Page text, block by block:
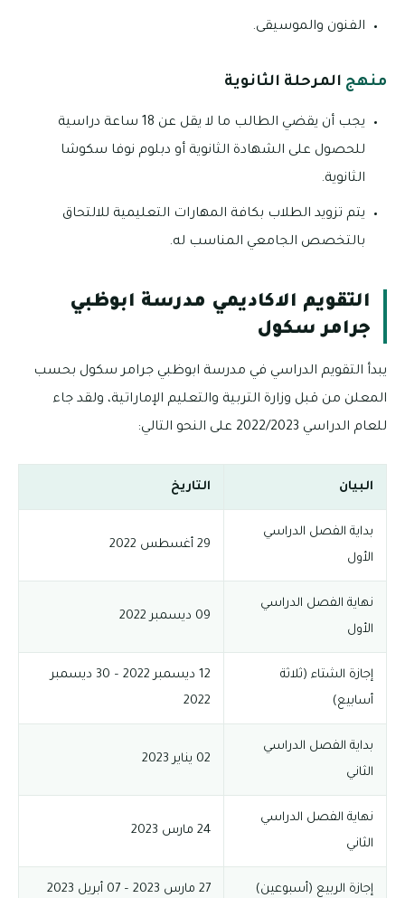
الفنون والموسيقى.
منهج المرحلة الثانوية
يجب أن يقضي الطالب ما لا يقل عن 18 ساعة دراسية
للحصول على الشهادة الثانوية أو دبلوم نوفا سكوشا
الثانوية.
يتم تزويد الطلاب بكافة المهارات التعليمية للالتحاق
بالتخصص الجامعي المناسب له.
التقويم الاكاديمي مدرسة ابوظبي
جرامر سكول
يبدأ التقويم الدراسي في مدرسة ابوظبي جرامر سكول بحسب
المعلن من قبل وزارة التربية والتعليم الإماراتية، ولقد جاء
للعام الدراسي 2022/2023 على النحو التالي:
البيان التاريخ
بداية الفصل الدراسي
الأول
29 أغسطس 2022
نهاية الفصل الدراسي
الأول
09 ديسمبر 2022
إجازة الشتاء (ثلاثة
أسابيع)
12 ديسمبر 2022 – 30 ديسمبر
2022
بداية الفصل الدراسي
الثاني
02 يناير 2023
نهاية الفصل الدراسي
الثاني
24 مارس 2023
إجازة الربيع (أسبوعين) 27 مارس 2023 – 07 أبريل 2023